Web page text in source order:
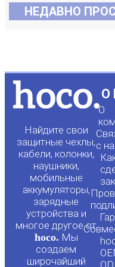
НЕДАВНО
Найдите свои
защитные чехлы,
кабели, колонки,
наушники,
мобильные
аккумуляторы,
зарядные
устройства и
многое другое от
hoco. Мы
создаем
широчайший
О
О
с